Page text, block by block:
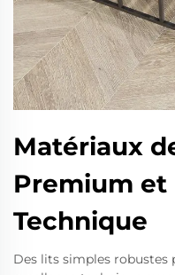
Matériaux
Premium et
Technique
Des lits simples